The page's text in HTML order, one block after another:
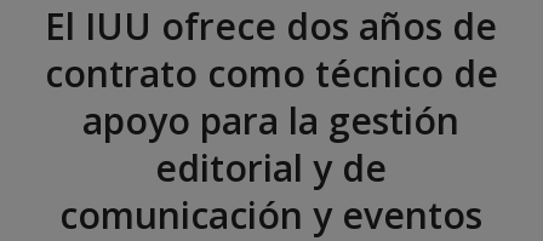
El IUU ofrece dos años de
contrato como técnico de
apoyo para la gestión
editorial y de
comunicación y eventos